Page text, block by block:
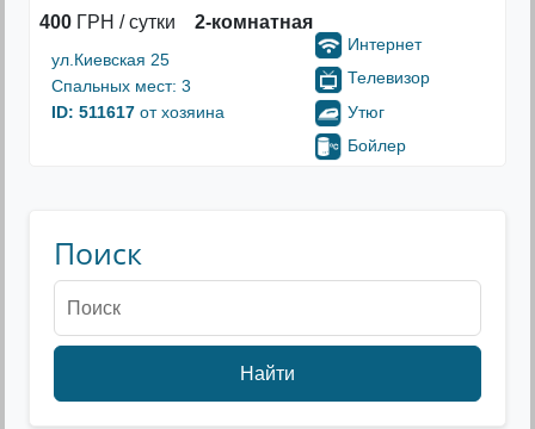
400 ГРН / сутки 2-комнатная
ул.Киевская 25
Спальных мест: 3
ID: 511617 от хозяина
Интернет
Телевизор
Утюг
Бойлер
Поиск
Найти